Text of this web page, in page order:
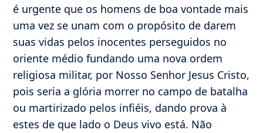
é urgente que os homens de boa vontade mais
uma vez se unam com o propósito de darem
suas vidas pelos inocentes perseguidos no
oriente médio fundando uma nova ordem
religiosa militar, por Nosso Senhor Jesus Cristo,
pois seria a glória morrer no campo de batalha
ou martirizado pelos infiéis, dando prova à
estes de que lado o Deus vivo está. Não